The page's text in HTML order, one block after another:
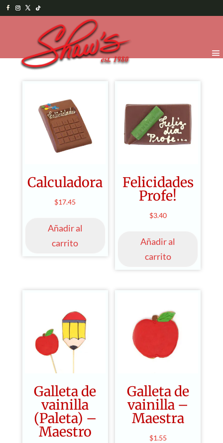
Calculadora
$17.45
Añadir al
carrito
Felicidades
Profe!
$3.40
Añadir al
carrito
Galleta de
vainilla
(Paleta) –
Maestro
Galleta de
vainilla –
Maestra
$1.55